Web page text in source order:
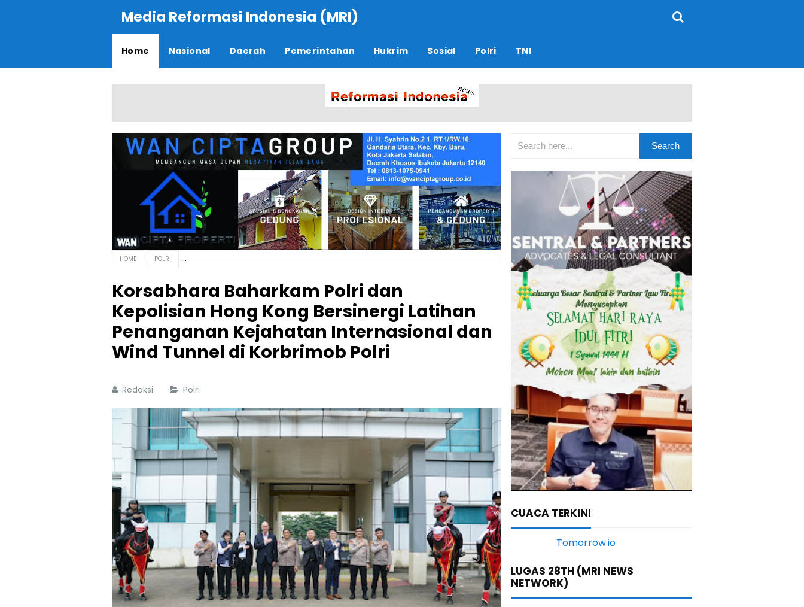
Media Reformasi Indonesia (MRI)
Home Nasional Daerah Pemerintahan Hukrim Sosial Polri TNI
HOME POLRI
Korsabhara Baharkam Polri dan
Kepolisian Hong Kong Bersinergi Latihan
Penanganan Kejahatan Internasional dan
Wind Tunnel di Korbrimob Polri
Redaksi Polri
CUACA TERKINI
LUGAS 28TH (MRI NEWS
NETWORK)